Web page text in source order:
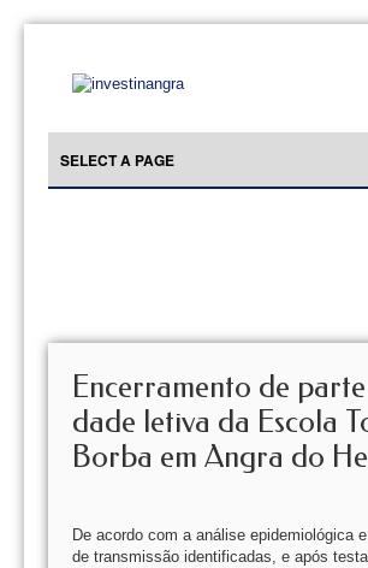
Encerramento de
dade letiva da Escola
Borba em Angra do
De acordo com a análise epidemiológica
de transmissão identificadas, e após